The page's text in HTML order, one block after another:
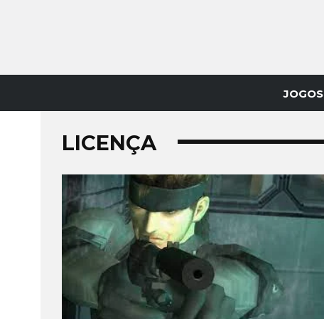
JOGOS
LICENÇA